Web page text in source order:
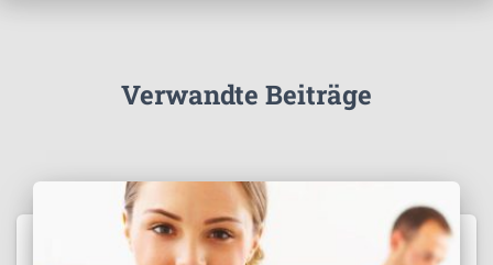
Verwandte Beiträge